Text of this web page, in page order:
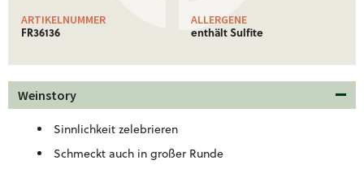
ARTIKELNUMMER
FR36136
ALLERGENE
enthält Sulfite
Weinstory
Sinnlichkeit zelebrieren
Schmeckt auch in großer Runde